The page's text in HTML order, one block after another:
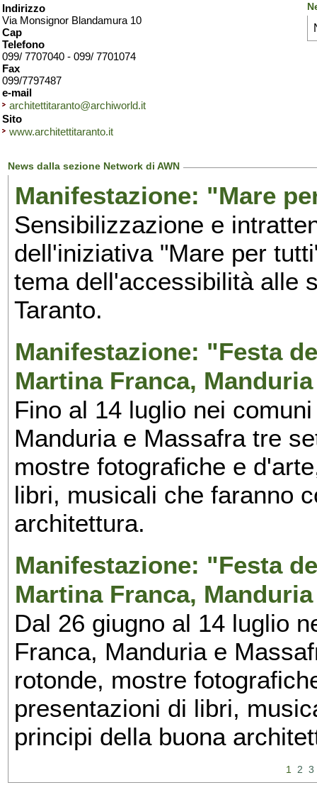
Indirizzo
Via Monsignor Blandamura 10
Cap
Telefono
099/ 7707040 - 099/ 7701074
Fax
099/7797487
e-mail
architettitaranto@archiworld.it
Sito
www.architettitaranto.it
News dalla sezione Network di AWN
Manifestazione: "Mare
Sensibilizzazione e
dell'iniziativa "Mare per
tema dell'accessibilità alle
Taranto.
Manifestazione: "Festa
Martina Franca,
Fino al 14 luglio nei
Manduria e Massafra tre
mostre fotografiche e
libri, musicali che faranno
architettura.
Manifestazione: "Festa
Martina Franca,
Dal 26 giugno al 14 luglio
Franca, Manduria e
rotonde, mostre
presentazioni di libri,
principi della buona
1 2 3